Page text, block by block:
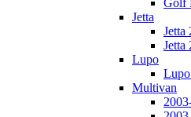
Jetta
Jetta
Jetta
Lupo
Multivan